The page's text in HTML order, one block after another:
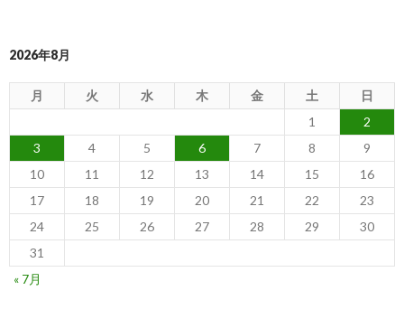
2026年8月
月 火 水 木 金 土
日
1
2
3
4 5 6 7 8
9
10
11 12 13 14 15
16
17
18 19 20 21 22
23
24
25 26 27 28 29
30
31
« 7月